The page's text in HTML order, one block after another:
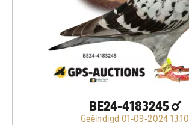
BE24-4183245
Geëindigd 01-09-2024 13:10